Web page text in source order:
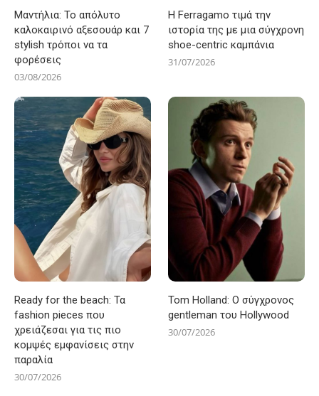
Μαντήλια: Το απόλυτο
καλοκαιρινό αξεσουάρ και 7
stylish τρόποι να τα
φορέσεις
03/08/2026
Η Ferragamo τιμά την
ιστορία της με μια σύγχρονη
shoe-centric καμπάνια
31/07/2026
Ready for the beach: Τα
fashion pieces που
χρειάζεσαι για τις πιο
κομψές εμφανίσεις στην
παραλία
30/07/2026
Tom Holland: Ο σύγχρονος
gentleman του Hollywood
30/07/2026